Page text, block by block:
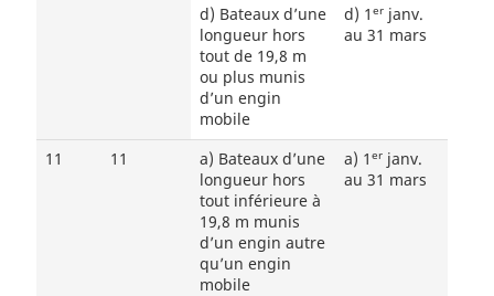
d) Bateaux d’une
longueur hors
tout de 19,8 m
ou plus munis
d’un engin
mobile
d) 1 er janv.
au 31 mars
11 11
a) Bateaux d’une
longueur hors
tout inférieure à
19,8 m munis
d’un engin autre
qu’un engin
mobile
a) 1 er janv.
au 31 mars